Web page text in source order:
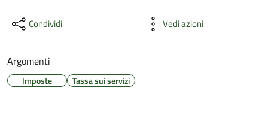
Condividi Vedi azioni
Argomenti
Imposte Tassa sui servizi